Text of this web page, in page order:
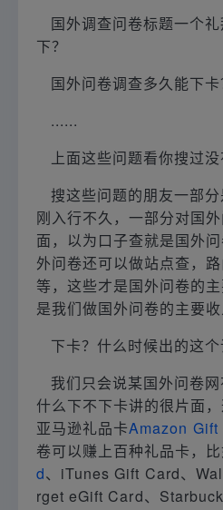
国外调查问卷标题一个
下？
国外问卷调查多久能下卡
......
上面这些问题看你搜过没
搜这些问题的朋友一部
刚入行不久，一部分对国
面，以为口子查就是国外
外问卷还可以做站点查，
等，这些才是国外问卷的
是我们做国外问卷的主要收
下卡？什么时候出的这个
我们只会说某国外问卷网
什么下不下卡讲的很片面
亚马逊礼品卡Amazon Gift
卷可以赚上百种礼品卡，
d、iTunes Gift Card、
rget eGift Card、